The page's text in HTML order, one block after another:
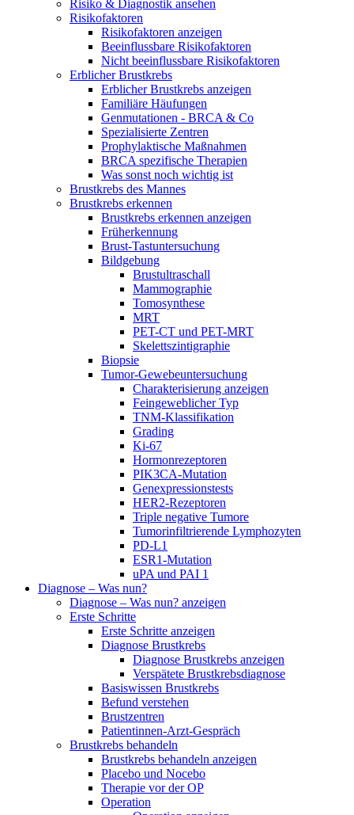
Risiko & Diagnostik ansehen
Risikofaktoren
Risikofaktoren anzeigen
Beeinflussbare Risikofaktoren
Nicht beeinflussbare Risikofaktoren
Erblicher Brustkrebs
Erblicher Brustkrebs anzeigen
Familiäre Häufungen
Genmutationen - BRCA & Co
Spezialisierte Zentren
Prophylaktische Maßnahmen
BRCA spezifische Therapien
Was sonst noch wichtig ist
Brustkrebs des Mannes
Brustkrebs erkennen
Brustkrebs erkennen anzeigen
Früherkennung
Brust-Tastuntersuchung
Bildgebung
Brustultraschall
Mammographie
Tomosynthese
MRT
PET-CT und PET-MRT
Skelettszintigraphie
Biopsie
Tumor-Gewebeuntersuchung
Charakterisierung anzeigen
Feingeweblicher Typ
TNM-Klassifikation
Grading
Ki-67
Hormonrezeptoren
PIK3CA-Mutation
Genexpressionstests
HER2-Rezeptoren
Triple negative Tumore
Tumorinfiltrierende Lymphozyten
PD-L1
ESR1-Mutation
uPA und PAI 1
Diagnose – Was nun?
Diagnose – Was nun? anzeigen
Erste Schritte
Erste Schritte anzeigen
Diagnose Brustkrebs
Diagnose Brustkrebs anzeigen
Verspätete Brustkrebsdiagnose
Basiswissen Brustkrebs
Befund verstehen
Brustzentren
Patientinnen-Arzt-Gespräch
Brustkrebs behandeln
Brustkrebs behandeln anzeigen
Placebo und Nocebo
Therapie vor der OP
Operation